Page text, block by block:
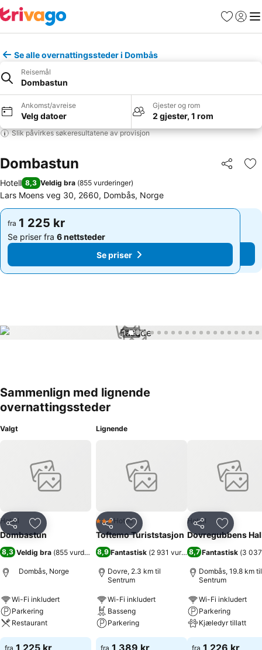
Favoritter
Logg
Se alle overnattingssteder i Dombås
Reisemål
Dombastun
Ankomst/avreise
Velg datoer
Gjester og rom
2 gjester, 1 rom
Slik påvirkes søkeresultatene av provisjon
Dombastun Del
Hotell 8,3 Veldig bra (855 vurderinger)
Lars Moens veg 30, 2660, Dombås, Norge
fra 1 225 kr
Se priser fra 6 nettsteder
Se priser
fra 1 225 kr
Se priser fra 6 nettsteder
Se priser
1 / 20
Sammenlign med lignende
overnattingssteder
Valgt
Del Legg til i favoritter
Hotell
Dombastun
8,3 Veldig bra (855 vurderinger)
Dombås, Norge
Wi-Fi inkludert
Parkering
Restaurant
fra 1 225 kr
Lignende
Del Legg til i favoritter
3 Stjerner
Hotell
Toftemo Turiststasjon
8,9Fantastisk (2 931 vurderinger)
Dovre, 2.3 km til
Sentrum
Wi-Fi inkludert
Basseng
Parkering
fra 1 389 kr
Del Legg til
Hotell
Dovregubbens
8,7 Fantastisk (3
Dombås, 19.8 km til
Sentrum
Wi-Fi inkludert
Parkering
Kjæledyr tillatt
fra 1 226 kr